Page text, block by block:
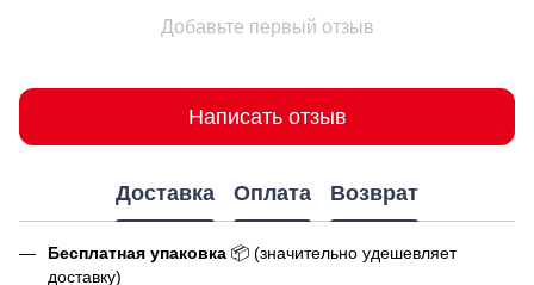
Добавьте первый отзыв
Написать отзыв
Доставка Оплата Возврат
Бесплатная упаковка 📦 (значительно удешевляет
доставку)